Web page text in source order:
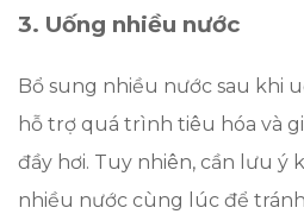
3. Uống nhiều nước
Bổ sung nhiều nước sau khi
hỗ trợ quá trình tiêu hóa và
đầy hơi. Tuy nhiên, cần lưu ý
nhiều nước cùng lúc để